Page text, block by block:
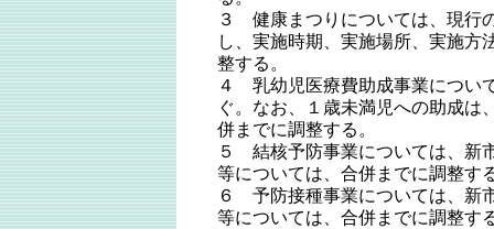
３ 健康まつりについては、現行
し、実施時期、実施場所、実施方
整する。
４ 乳幼児医療費助成事業につい
ぐ。なお、１歳未満児への助成は
併までに調整する。
５ 結核予防事業については、新
等については、合併までに調整す
６ 予防接種事業については、新
等については、合併までに調整す